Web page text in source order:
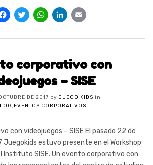
Facebook
Twitter
WhatsApp
LinkedIn
corporativo con
– SISE
DE 2017 by JUEGO KIDS in
,EVENTOS CORPORATIVOS
con videojuegos – SISE El pasado 22 de
Juegokids estuvo presente en el Workshop
Instituto SISE. Un evento corporativo con